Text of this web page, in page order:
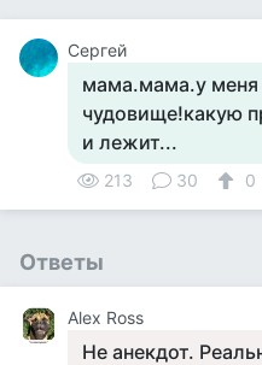
Cергей
мама.мама.у меня
чудовище!какую
и лежит...
213 30 0
Ответы
Аlex Ross
Не анекдот.